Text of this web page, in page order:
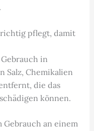
pflegt, damit
in
Salz, Chemikalien
die das
können.
Gebrauch an einem